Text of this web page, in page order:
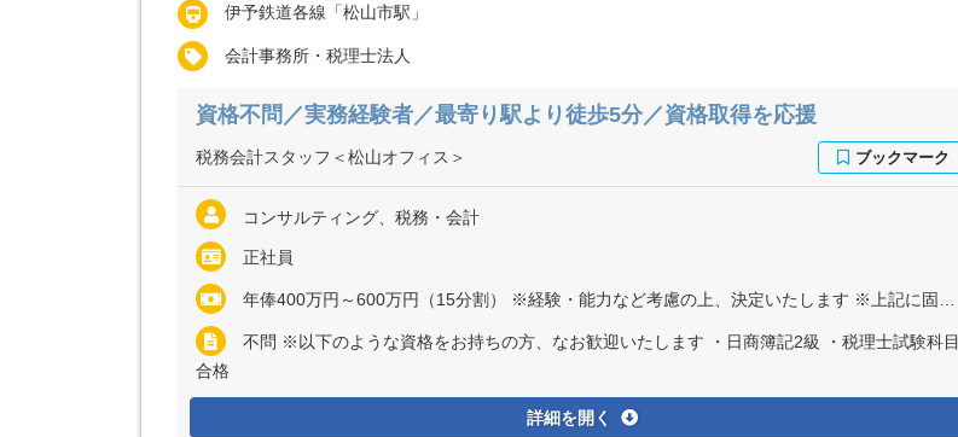
伊予鉄道各線「松山市駅」
会計事務所・税理士法人
資格不問／実務経験者／最寄り駅より徒歩5分／資格取得を応援
税務会計スタッフ＜松山オフィス＞
コンサルティング、税務・会計
正社員
年俸400万円～600万円（15分割） ※経験・能力など考慮の上、決定いたします ※上記に固定残業代（月40時間分＝7万8000円～11万9000円）を含む ※超過分は全額別途支給
不問 ※以下のような資格をお持ちの方、なお歓迎いたします ・日商簿記2級 ・税理士試験科目
合格
詳細を開く